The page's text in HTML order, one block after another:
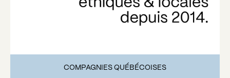
COMPAGNIES QUÉBÉCOISES